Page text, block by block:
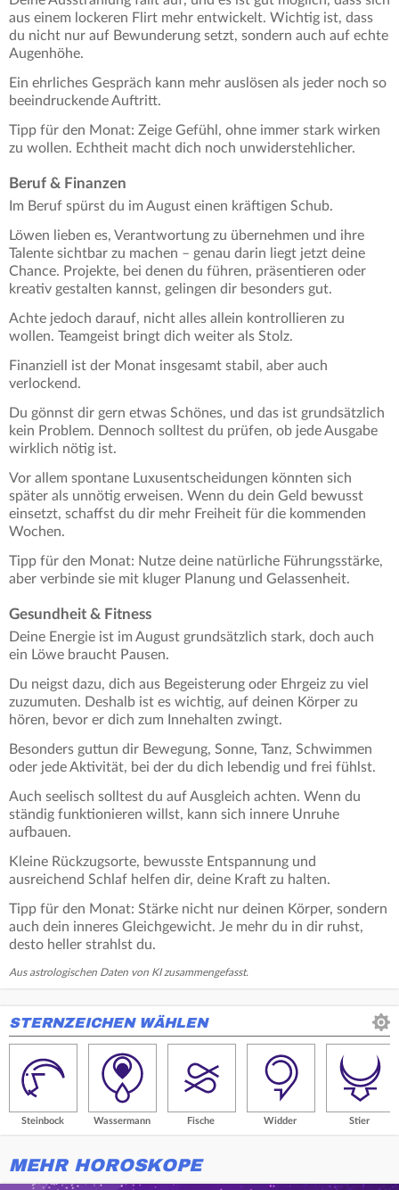
aus einem lockeren Flirt mehr entwickelt. Wichtig ist, dass
du nicht nur auf Bewunderung setzt, sondern auch auf echte
Augenhöhe.
Ein ehrliches Gespräch kann mehr auslösen als jeder noch so
beeindruckende Auftritt.
Tipp für den Monat: Zeige Gefühl, ohne immer stark wirken
zu wollen. Echtheit macht dich noch unwiderstehlicher.
Beruf & Finanzen
Im Beruf spürst du im August einen kräftigen Schub.
Löwen lieben es, Verantwortung zu übernehmen und ihre
Talente sichtbar zu machen – genau darin liegt jetzt deine
Chance. Projekte, bei denen du führen, präsentieren oder
kreativ gestalten kannst, gelingen dir besonders gut.
Achte jedoch darauf, nicht alles allein kontrollieren zu
wollen. Teamgeist bringt dich weiter als Stolz.
Finanziell ist der Monat insgesamt stabil, aber auch
verlockend.
Du gönnst dir gern etwas Schönes, und das ist grundsätzlich
kein Problem. Dennoch solltest du prüfen, ob jede Ausgabe
wirklich nötig ist.
Vor allem spontane Luxusentscheidungen könnten sich
später als unnötig erweisen. Wenn du dein Geld bewusst
einsetzt, schaffst du dir mehr Freiheit für die kommenden
Wochen.
Tipp für den Monat: Nutze deine natürliche Führungsstärke,
aber verbinde sie mit kluger Planung und Gelassenheit.
Gesundheit & Fitness
Deine Energie ist im August grundsätzlich stark, doch auch
ein Löwe braucht Pausen.
Du neigst dazu, dich aus Begeisterung oder Ehrgeiz zu viel
zuzumuten. Deshalb ist es wichtig, auf deinen Körper zu
hören, bevor er dich zum Innehalten zwingt.
Besonders guttun dir Bewegung, Sonne, Tanz, Schwimmen
oder jede Aktivität, bei der du dich lebendig und frei fühlst.
Auch seelisch solltest du auf Ausgleich achten. Wenn du
ständig funktionieren willst, kann sich innere Unruhe
aufbauen.
Kleine Rückzugsorte, bewusste Entspannung und
ausreichend Schlaf helfen dir, deine Kraft zu halten.
Tipp für den Monat: Stärke nicht nur deinen Körper, sondern
auch dein inneres Gleichgewicht. Je mehr du in dir ruhst,
desto heller strahlst du.
Aus astrologischen Daten von KI zusammengefasst.
STERNZEICHEN WÄHLEN
Steinbock Wassermann Fische Widder Stier
MEHR HOROSKOPE